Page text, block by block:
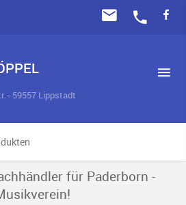
- 59557 Lippstadt
für Paderborn -